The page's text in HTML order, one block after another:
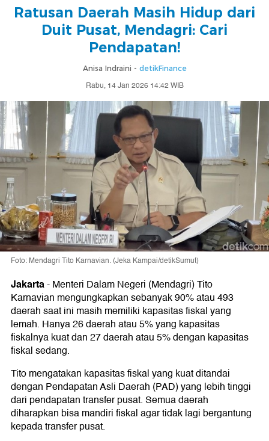
Ratusan Daerah Masih Hidup dari
Duit Pusat, Mendagri: Cari
Pendapatan!
Anisa Indraini - detikFinance
Rabu, 14 Jan 2026 14:42 WIB
Foto: Mendagri Tito Karnavian. (Jeka Kampai/detikSumut)
Jakarta-Menteri Dalam Negeri (Mendagri) Tito
Karnavian mengungkapkan sebanyak 90% atau 493
daerah saat ini masih memiliki kapasitas fiskal yang
lemah. Hanya 26 daerah atau 5% yang kapasitas
fiskalnya kuat dan 27 daerah atau 5% dengan kapasitas
fiskal sedang.
Tito mengatakan kapasitas fiskal yang kuat ditandai
dengan Pendapatan Asli Daerah (PAD) yang lebih tinggi
dari pendapatan transfer pusat. Semua daerah
diharapkan bisa mandiri fiskal agar tidak lagi bergantung
kepada transfer pusat.